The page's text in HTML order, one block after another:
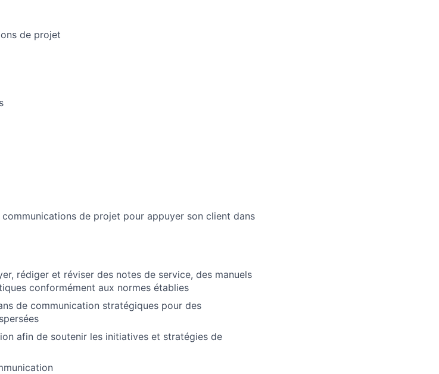
de projet
communications de projet pour appuyer son client dans
rédiger et réviser des notes de service, des manuels
conformément aux normes établies
de communication stratégiques pour des
afin de soutenir les initiatives et stratégies de